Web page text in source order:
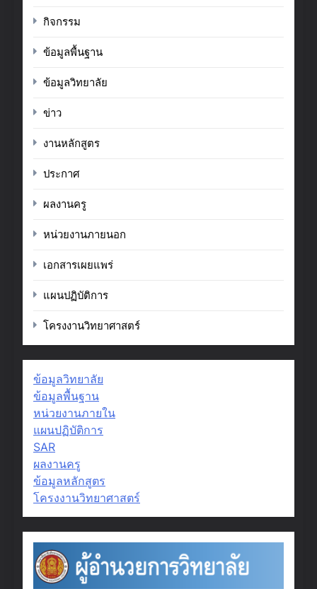
กิจกรรม
ข้อมูลพื้นฐาน
ข้อมูลวิทยาลัย
ข่าว
งานหลักสูตร
ประกาศ
ผลงานครู
หน่วยงานภายนอก
เอกสารเผยแพร่
แผนปฏิบัติการ
โครงงานวิทยาศาสตร์
ข้อมูลวิทยาลัย
ข้อมูลพื้นฐาน
หน่วยงานภายใน
แผนปฏิบัติการ
SAR
ผลงานครู
ข้อมูลหลักสูตร
โครงงานวิทยาศาสตร์